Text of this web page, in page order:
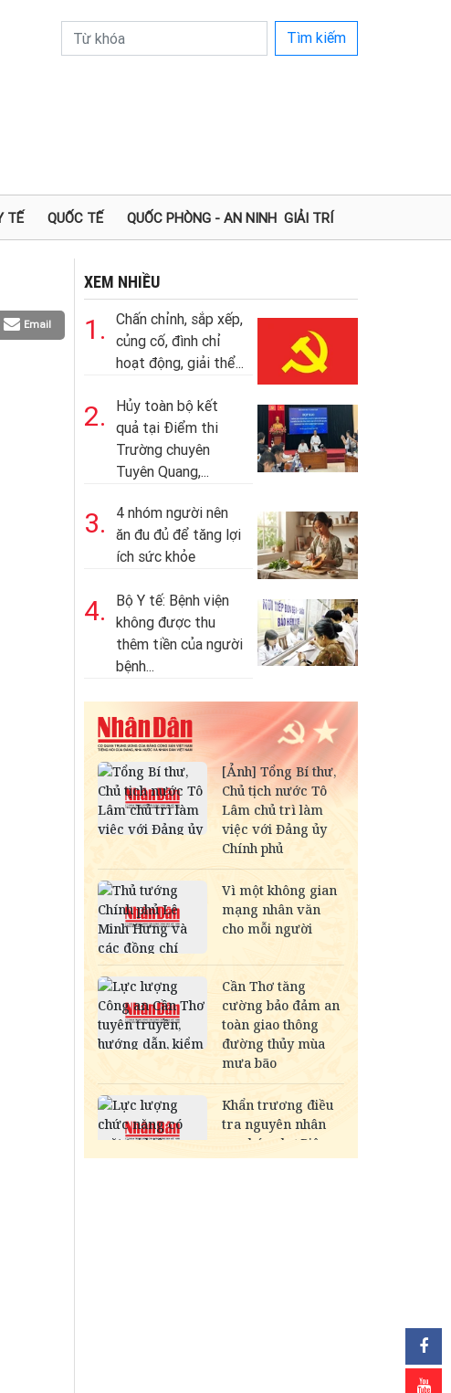
Tìm kiếm
TẾ QUỐC TẾ QUỐC PHÒNG - AN NINH GIẢI TRÍ
Email
XEM NHIỀU
1.
Chấn chỉnh, sắp xếp,
củng cố, đình chỉ
hoạt động, giải thể...
2.
Hủy toàn bộ kết
quả tại Điểm thi
Trường chuyên
Tuyên Quang,...
3.
4 nhóm người nên
ăn đu đủ để tăng lợi
ích sức khỏe
4.
Bộ Y tế: Bệnh viện
không được thu
thêm tiền của người
bệnh...